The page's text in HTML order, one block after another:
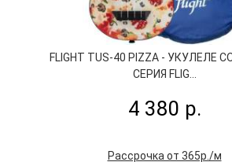
FLIGHT TUS-40 PIZZA - УКУЛЕЛЕ
СЕРИЯ FLIG...
4 380 р.
Рассрочка от 365р./м